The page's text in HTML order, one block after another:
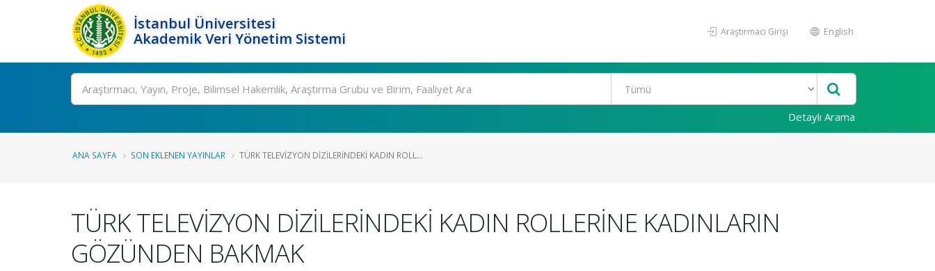
İstanbul Üniversitesi
Akademik Veri Yönetim Sistemi
Araştırmacı Girişi English
Ara
Detaylı Arama
ANA SAYFA SON EKLENEN YAYINLAR TÜRK TELEVİZYON DİZİLERİNDEKİ KADIN ROLL...
TÜRK TELEVİZYON DİZİLERİNDEKİ KADIN ROLLERİNE KADINLARIN
GÖZÜNDEN BAKMAK